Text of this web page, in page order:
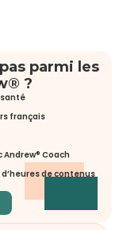
parmi les
?
français
Coach
de contenus